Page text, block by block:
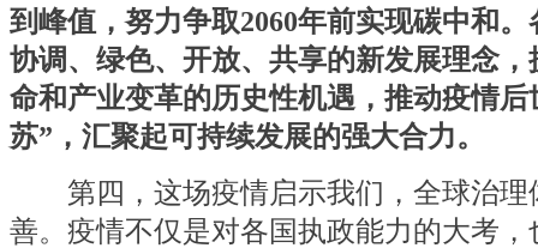
到峰值，努力争取2060年前实现碳中和
协调、绿色、开放、共享的新发展理念
命和产业变革的历史性机遇，推动疫情后
苏”，汇聚起可持续发展的强大合力。
第四，这场疫情启示我们，全球治理
善。疫情不仅是对各国执政能力的大考